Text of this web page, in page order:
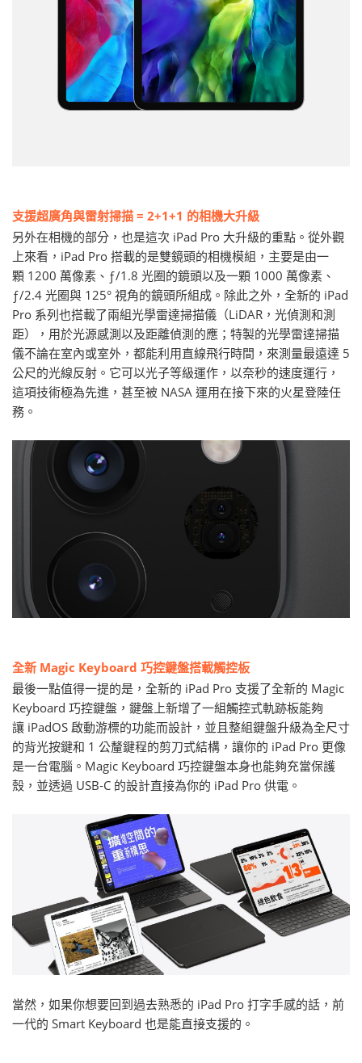
支援超廣角與雷射掃描 = 2+1+1 的相機大升級
另外在相機的部分，也是這次 iPad Pro 大升級的重點。從外觀
上來看，iPad Pro 搭載的是雙鏡頭的相機模組，主要是由一
顆 1200 萬像素、ƒ/1.8 光圈的鏡頭以及一顆 1000 萬像素、
ƒ/2.4 光圈與 125° 視角的鏡頭所組成。除此之外，全新的 iPad
Pro 系列也搭載了兩組光學雷達掃描儀（LiDAR，光偵測和測
距），用於光源感測以及距離偵測的應；特製的光學雷達掃描
儀不論在室內或室外，都能利用直線飛行時間，來測量最遠達 5
公尺的光線反射。它可以光子等級運作，以奈秒的速度運行，
這項技術極為先進，甚至被 NASA 運用在接下來的火星登陸任
務。
全新 Magic Keyboard 巧控鍵盤搭載觸控板
最後一點值得一提的是，全新的 iPad Pro 支援了全新的 Magic
Keyboard 巧控鍵盤，鍵盤上新增了一組觸控式軌跡板能夠
讓 iPadOS 啟動游標的功能而設計，並且整組鍵盤升級為全尺寸
的背光按鍵和 1 公釐鍵程的剪刀式結構，讓你的 iPad Pro 更像
是一台電腦。Magic Keyboard 巧控鍵盤本身也能夠充當保護
殼，並透過 USB‑C 的設計直接為你的 iPad Pro 供電。
當然，如果你想要回到過去熟悉的 iPad Pro 打字手感的話，前
一代的 Smart Keyboard 也是能直接支援的。